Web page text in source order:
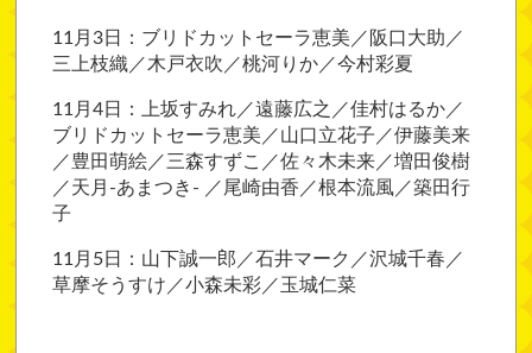
11月3日：ブリドカットセーラ恵美／阪口大助／
三上枝織／木戸衣吹／桃河りか／今村彩夏
11月4日：上坂すみれ／遠藤広之／佳村はるか／
ブリドカットセーラ恵美／山口立花子／伊藤美来
／豊田萌絵／三森すずこ／佐々木未来／増田俊樹
／天月-あまつき- ／尾崎由香／根本流風／築田行
子
11月5日：山下誠一郎／石井マーク／沢城千春／
草摩そうすけ／小森未彩／玉城仁菜